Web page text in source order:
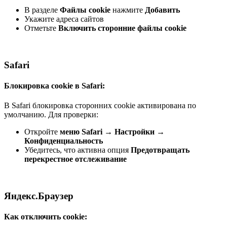
В разделе Файлы cookie нажмите Добавить
Укажите адреса сайтов
Отметьте Включить сторонние файлы cookie
Safari
Блокировка cookie в Safari:
В Safari блокировка сторонних cookie активирована по
умолчанию. Для проверки:
Откройте меню Safari → Настройки →
Конфиденциальность
Убедитесь, что активна опция Предотвращать
перекрестное отслеживание
Яндекс.Браузер
Как отключить cookie: